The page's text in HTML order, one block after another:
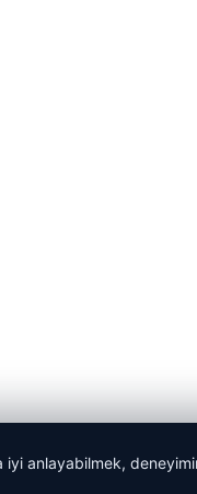
iyi anlayabilmek,